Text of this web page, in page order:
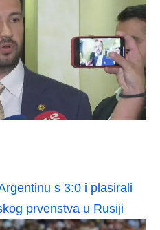
s 3:0 i plasirali
prvenstva u Rusiji